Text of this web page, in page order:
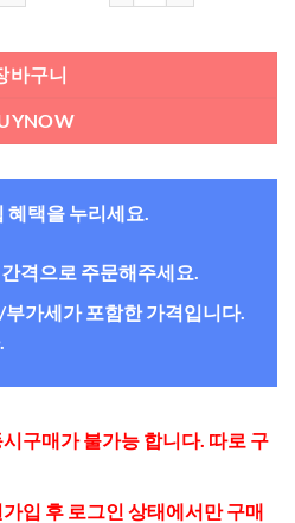
바구니
택을 누리세요.
격으로 주문해주세요.
가세가 포함한 가격입니다.
구매가 불가능 합니다. 따로 구
입 후 로그인 상태에서만 구매